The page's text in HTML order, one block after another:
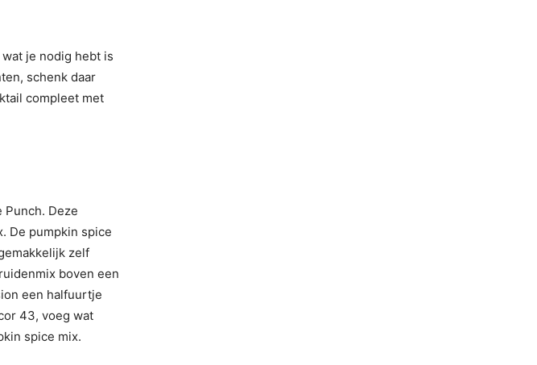
je nodig hebt is
schenk daar
compleet met
Deze
De pumpkin spice
zelf
boven een
een halfuurtje
43, voeg wat
spice mix.